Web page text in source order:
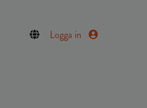
Logga in